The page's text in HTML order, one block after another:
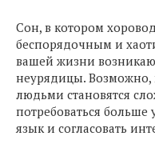
Сон, в котором
беспорядочным и
вашей жизни
неурядицы.
людьми становятся
потребоваться
язык и согласовать